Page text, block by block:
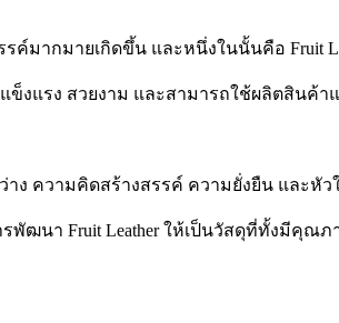
มากมายเกิดขึ้น และหนึ่งในนั้นคือ Fruit
งแรง สวยงาม และสามารถใช้ผลิตสินค้
ง ความคิดสร้างสรรค์ ความยั่งยืน และหั
รพัฒนา Fruit Leather ให้เป็นวัสดุที่ทั้งมี